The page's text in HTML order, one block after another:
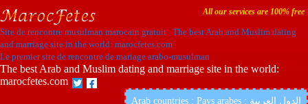
All our services are 100% free
Site de rencontre musulman marocain gratuit The best Arab and Muslim dating
and marriage site in the world: marocfetes.com
Le premier site de rencontre de mariage arabo-musulman
The best Arab and Muslim dating and marriage site in the world:
marocfetes.com
Arab countries : Pays arabes : الدول العربية